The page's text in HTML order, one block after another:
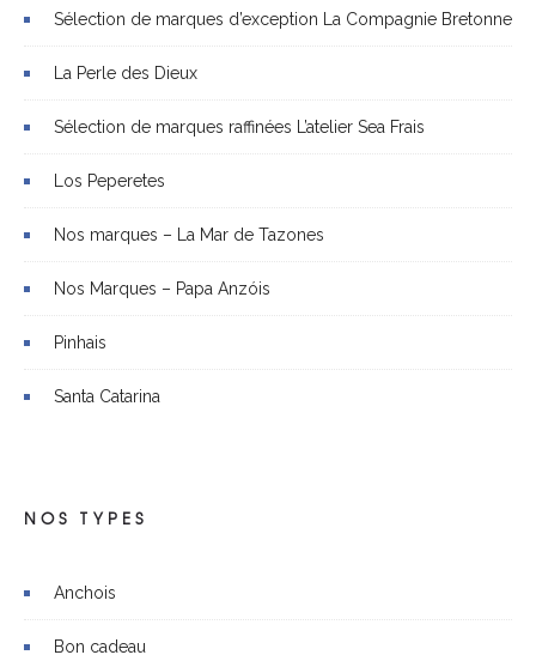
Sélection de marques d’exception La Compagnie Bretonne
La Perle des Dieux
Sélection de marques raffinées L’atelier Sea Frais
Los Peperetes
Nos marques – La Mar de Tazones
Nos Marques – Papa Anzóis
Pinhais
Santa Catarina
NOS TYPES
Anchois
Bon cadeau